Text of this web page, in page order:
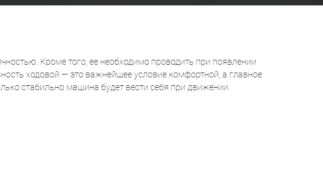
Кроме того, ее необходимо проводить при появлении
ходовой — это важнейшее условие комфортной, а главное
стабильно машина будет вести себя при движении.